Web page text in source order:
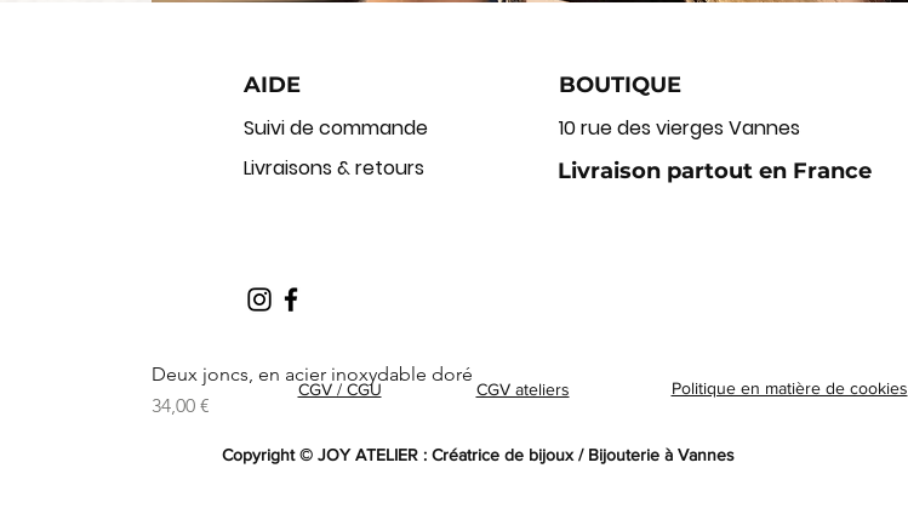
Deux joncs, en acier inoxydable doré
Prix
34,00 €
AIDE
Suivi de commande
Livraisons & retours
BOUTIQUE
10 rue des vierges Vannes
Livraison partout en France
CGV / CGU CGV ateliers Politique en matière de cookies
Copyright © JOY ATELIER : Créatrice de bijoux / Bijouterie à Vannes